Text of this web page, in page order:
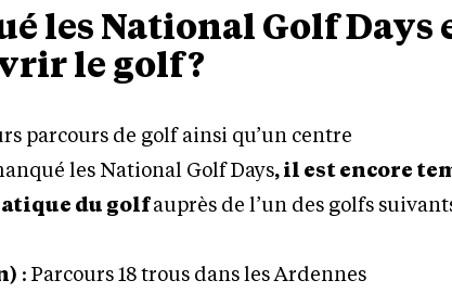
les National Golf Days
le golf?
parcours de golf ainsi qu’un centre
les National Golf Days, il est encore
du golfauprès de l’un des golfs
: Parcours 18 trous dans les Ardennes